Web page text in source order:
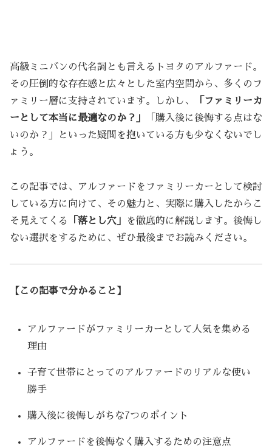
高級ミニバンの代名詞とも言えるトヨタのアルファード。
その圧倒的な存在感と広々とした室内空間から、多くのフ
ァミリー層に支持されています。しかし、
「ファミリーカ
ーとして本当に最適なのか？」
「購入後に後悔する点はな
いのか？」といった疑問を抱いている方も少なくないでし
ょう。
この記事では、アルファードをファミリーカーとして検討
している方に向けて、その魅力と、実際に購入したからこ
そ見えてくる
「落とし穴」
を徹底的に解説します。後悔し
ない選択をするために、ぜひ最後までお読みください。
【この記事で分かること】
アルファードがファミリーカーとして人気を集める
理由
子育て世帯にとってのアルファードのリアルな使い
勝手
購入後に後悔しがちな7つのポイント
アルファードを後悔なく購入するための注意点